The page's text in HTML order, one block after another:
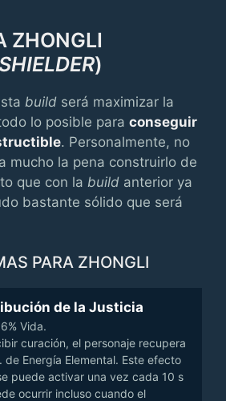
ZHONGLI
)
build será maximizar la
lo posible para conseguir
. Personalmente, no
mucho la pena construirlo de
que con la build anterior ya
bastante sólido que será
PARA ZHONGLI
de la Justicia
Vida.
curación, el personaje recupera
de Energía Elemental. Este efecto
puede activar una vez cada 10 s
ocurrir incluso cuando el